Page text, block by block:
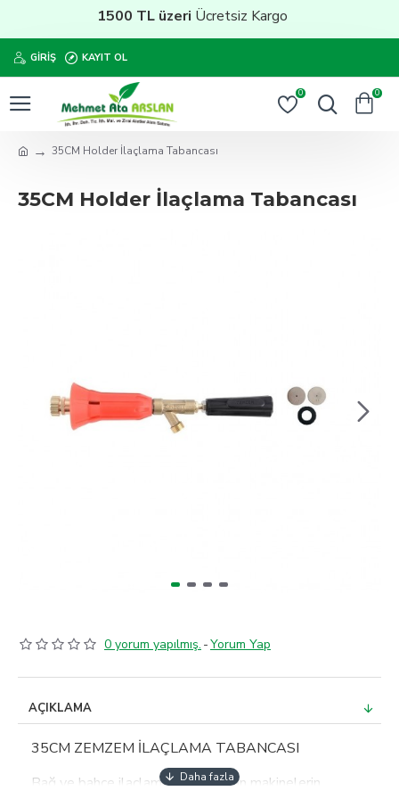
1500 TL üzeriÜcretsiz Kargo
GIRIŞ KAYIT OL
0 0
35CM Holder İlaçlama Tabancası
35CM Holder İlaçlama Tabancası
0 yorum yapılmış. -Yorum Yap
AÇIKLAMA
35CM ZEMZEM İLAÇLAMA TABANCASI
Bağ ve bahçe ilaçlamada kullanılan makinelerin